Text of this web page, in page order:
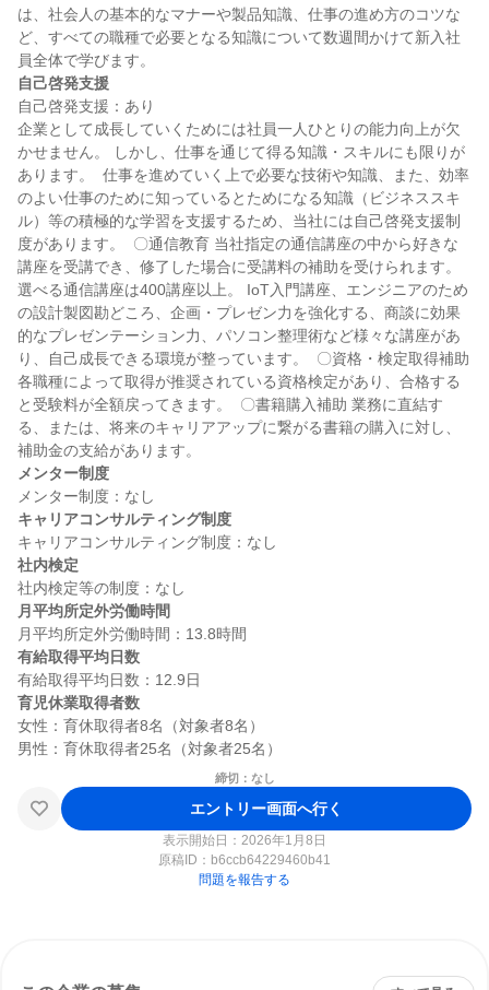
は、社会人の基本的なマナーや製品知識、仕事の進め方のコツな
ど、すべての職種で必要となる知識について数週間かけて新入社
自己啓発支援
自己啓発支援：あり
企業として成長していくためには社員一人ひとりの能力向上が欠
かせません。 しかし、仕事を通じて得る知識・スキルにも限りが
あります。  仕事を進めていく上で必要な技術や知識、また、効率
のよい仕事のために知っているとためになる知識（ビジネススキ
ル）等の積極的な学習を支援するため、当社には自己啓発支援制
度があります。  〇通信教育 当社指定の通信講座の中から好きな
講座を受講でき、修了した場合に受講料の補助を受けられます。
選べる通信講座は400講座以上。 IoT入門講座、エンジニアのため
の設計製図勘どころ、企画・プレゼン力を強化する、商談に効果
的なプレゼンテーション力、パソコン整理術など様々な講座があ
り、自己成長できる環境が整っています。  〇資格・検定取得補助
各職種によって取得が推奨されている資格検定があり、合格する
と受験料が全額戻ってきます。  〇書籍購入補助 業務に直結す
る、または、将来のキャリアアップに繋がる書籍の購入に対し、
メンター制度
キャリアコンサルティング制度
社内検定
月平均所定外労働時間
有給取得平均日数
育児休業取得者数
女性：育休取得者8名（対象者8名）
締切：なし
エントリー画面へ行く
表示開始日：2026年1月8日
原稿ID： b6ccb64229460b41
問題を報告する